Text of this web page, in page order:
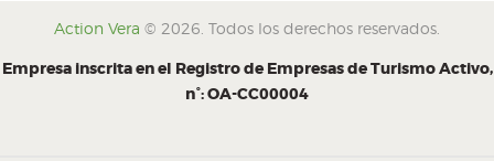
Action Vera © 2026. Todos los derechos reservados.
Empresa inscrita en el Registro de Empresas de Turismo Activo,
n°: OA-CC00004